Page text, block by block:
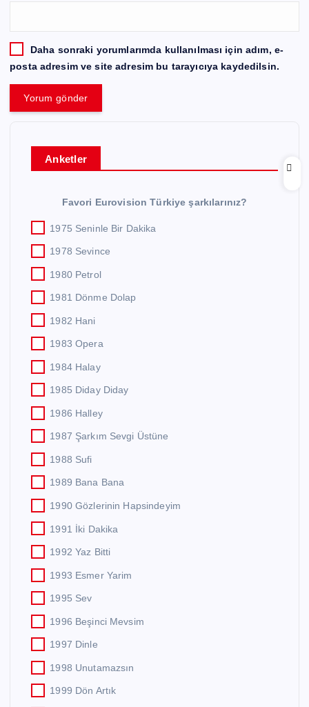
Daha sonraki yorumlarımda kullanılması için adım, e-
posta adresim ve site adresim bu tarayıcıya kaydedilsin.
Anketler
Favori Eurovision Türkiye şarkılarınız?
1975 Seninle Bir Dakika
1978 Sevince
1980 Petrol
1981 Dönme Dolap
1982 Hani
1983 Opera
1984 Halay
1985 Diday Diday
1986 Halley
1987 Şarkım Sevgi Üstüne
1988 Sufi
1989 Bana Bana
1990 Gözlerinin Hapsindeyim
1991 İki Dakika
1992 Yaz Bitti
1993 Esmer Yarim
1995 Sev
1996 Beşinci Mevsim
1997 Dinle
1998 Unutamazsın
1999 Dön Artık